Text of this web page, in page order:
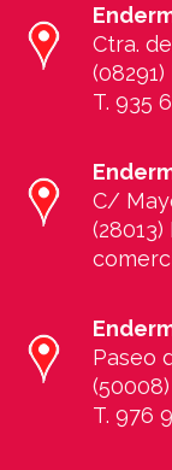
Ctra.
T. 935
E
C/
E
Paseo
T. 976